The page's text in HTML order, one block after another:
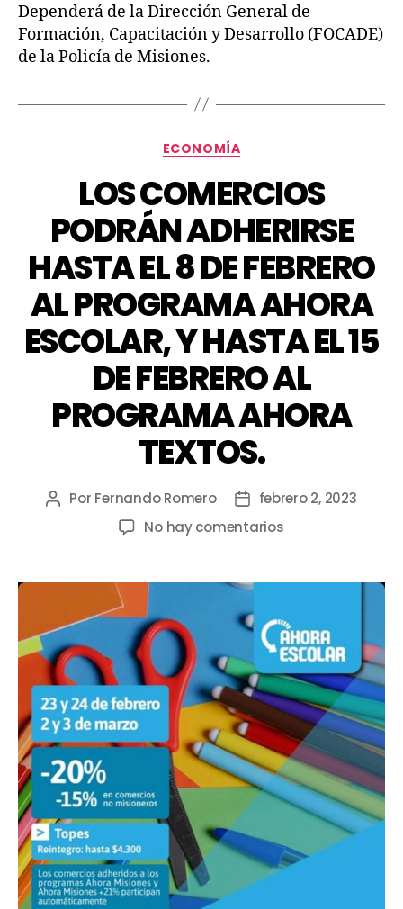
Dependerá de la Dirección General de
Formación, Capacitación y Desarrollo (FOCADE)
de la Policía de Misiones.
ECONOMÍA
LOS COMERCIOS
PODRÁN ADHERIRSE
HASTA EL 8 DE FEBRERO
AL PROGRAMA AHORA
ESCOLAR, Y HASTA EL 15
DE FEBRERO AL
PROGRAMA AHORA
TEXTOS.
Por Fernando Romero
febrero 2, 2023
No hay comentarios